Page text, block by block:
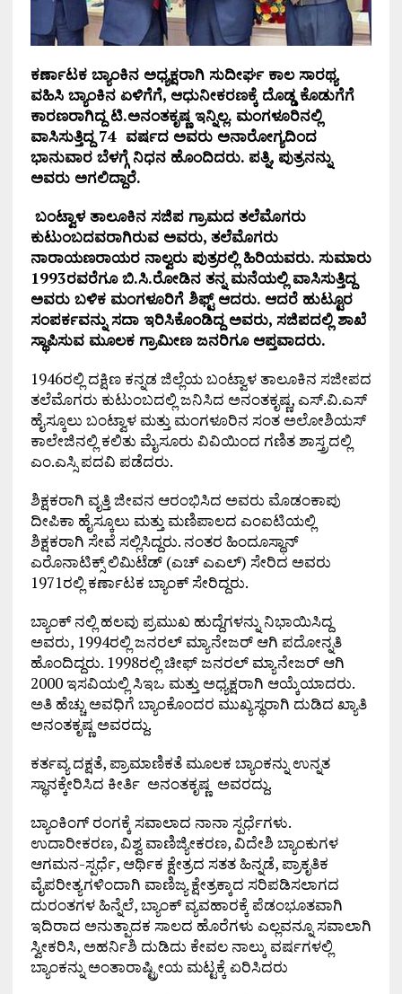
ಕರ್ಣಾಟಕ ಬ್ಯಾಂಕಿನ ಅಧ್ಯಕ್ಷರಾಗಿ ಸುದೀರ್ಘ ಕಾಲಸಾರಥ್ಯ
ವಹಿಸಿ ಬ್ಯಾಂಕಿನ ಏಳಿಗೆಗೆ, ಆಧುನೀಕರಣಕ್ಕೆ ದೊಡ್ಡ ಕೊಡುಗೆಗೆ
ಕಾರಣರಾಗಿದ್ದಟಿ.ಅನಂತಕೃಷ್ಣ ಇನ್ನಿಲ್ಲ. ಮಂಗಳೂರಿನಲ್ಲಿ
ವಾಸಿಸುತ್ತಿದ್ದ 74 ವರ್ಷದ ಅವರು ಅನಾರೋಗ್ಯದಿಂದ
ಭಾನುವಾರ ಬೆಳಗ್ಗೆ ನಿಧನ ಹೊಂದಿದರು. ಪತ್ನಿ, ಪುತ್ರನನ್ನು
ಅವರು ಅಗಲಿದ್ದಾರೆ.
ಬಂಟ್ವಾಳ ತಾಲೂಕಿನ ಸಜಿಪ ಗ್ರಾಮದ ತಲೆಮೊಗರು
ಕುಟುಂಬದವರಾಗಿರುವ ಅವರು, ತಲೆಮೊಗರು
ನಾರಾಯಣರಾಯರ ನಾಲ್ವರು ಪುತ್ರರಲ್ಲಿ ಹಿರಿಯವರು. ಸುಮಾರು
1993ರವರೆಗೂ ಬಿ.ಸಿ.ರೋಡಿನ ತನ್ನ ಮನೆಯಲ್ಲಿ ವಾಸಿಸುತ್ತಿದ್ದ
ಅವರು ಬಳಿಕ ಮಂಗಳೂರಿಗೆ ಶಿಫ್ಟ್ ಆದರು. ಆದರೆ ಹುಟ್ಟೂರ
ಸಂಪರ್ಕವನ್ನು ಸದಾ ಇರಿಸಿಕೊಂಡಿದ್ದ ಅವರು, ಸಜಿಪದಲ್ಲಿ ಶಾಖೆ
ಸ್ಥಾಪಿಸುವ ಮೂಲಕ ಗ್ರಾಮೀಣ ಜನರಿಗೂ ಆಪ್ತವಾದರು.
1946ರಲ್ಲಿ ದಕ್ಷಿಣ ಕನ್ನಡ ಜಿಲ್ಲೆಯ ಬಂಟ್ವಾಳ ತಾಲೂಕಿನ ಸಜೀಪದ
ತಲೆಮೊಗರು ಕುಟುಂಬದಲ್ಲಿ ಜನಿಸಿದ ಅನಂತಕೃಷ್ಣ, ಎಸ್.ವಿ.ಎಸ್
ಹೈಸ್ಕೂಲು ಬಂಟ್ವಾಳ ಮತ್ತು ಮಂಗಳೂರಿನ ಸಂತ ಅಲೋಶಿಯಸ್
ಕಾಲೇಜಿನಲ್ಲಿ ಕಲಿತು ಮೈಸೂರು ವಿವಿಯಿಂದ ಗಣಿತ ಶಾಸ್ತ್ರದಲ್ಲಿ
ಎಂ.ಎಸ್ಸಿ ಪದವಿ ಪಡೆದರು.
ಶಿಕ್ಷಕರಾಗಿ ವೃತ್ತಿ ಜೀವನ ಆರಂಭಿಸಿದ ಅವರು ಮೊಡಂಕಾಪು
ದೀಪಿಕಾ ಹೈಸ್ಕೂಲು ಮತ್ತು ಮಣಿಪಾಲದ ಎಂಐಟಿಯಲ್ಲಿ
ಶಿಕ್ಷಕರಾಗಿ ಸೇವೆ ಸಲ್ಲಿಸಿದ್ದರು. ನಂತರ ಹಿಂದೂಸ್ಥಾನ್
ಎರೊನಾಟಿಕ್ಸ್ ಲಿಮಿಟೆಡ್ (ಎಚ್ ಎಎಲ್) ಸೇರಿದ ಅವರು
1971ರಲ್ಲಿ ಕರ್ಣಾಟಕ ಬ್ಯಾಂಕ್ ಸೇರಿದ್ದರು.
ಬ್ಯಾಂಕ್ ನಲ್ಲಿ ಹಲವು ಪ್ರಮುಖ ಹುದ್ದೆಗಳನ್ನು ನಿಭಾಯಿಸಿದ್ದ
ಅವರು, 1994ರಲ್ಲಿ ಜನರಲ್ ಮ್ಯಾನೇಜರ್ ಆಗಿ ಪದೋನ್ನತಿ
ಹೊಂದಿದ್ದರು. 1998ರಲ್ಲಿ ಚೀಫ್ ಜನರಲ್ ಮ್ಯಾನೇಜರ್ ಆಗಿ
2000 ಇಸವಿಯಲ್ಲಿ ಸಿಇಒ ಮತ್ತು ಅಧ್ಯಕ್ಷರಾಗಿ ಆಯ್ಕೆಯಾದರು.
ಅತಿ ಹೆಚ್ಚು ಅವಧಿಗೆ ಬ್ಯಾಂಕೊಂದರ ಮುಖ್ಯಸ್ಥರಾಗಿ ದುಡಿದ ಖ್ಯಾತಿ
ಅನಂತಕೃಷ್ಣ ಅವರದ್ದು.
ಕರ್ತವ್ಯ ದಕ್ಷತೆ, ಪ್ರಾಮಾಣಿಕತೆ ಮೂಲಕ ಬ್ಯಾಂಕನ್ನು ಉನ್ನತ
ಸ್ಥಾನಕ್ಕೇರಿಸಿದ ಕೀರ್ತಿ ಅನಂತಕೃಷ್ಣ ಅವರದ್ದು.
ಬ್ಯಾಂಕಿಂಗ್ ರಂಗಕ್ಕೆ ಸವಾಲಾದ ನಾನಾ ಸ್ಪರ್ಧೆಗಳು.
ಉದಾರೀಕರಣ, ವಿಶ್ವ ವಾಣಿಜ್ಯೀಕರಣ, ವಿದೇಶಿ ಬ್ಯಾಂಕುಗಳ
ಆಗಮನ-ಸ್ಪರ್ಧೆ, ಆರ್ಥಿಕ ಕ್ಷೇತ್ರದ ಸತತ ಹಿನ್ನಡೆ, ಪ್ರಾಕೃತಿಕ
ವೈಪರೀತ್ಯಗಳಿಂದಾಗಿ ವಾಣಿಜ್ಯ ಕ್ಷೇತ್ರಕ್ಕಾದ ಸರಿಪಡಿಸಲಾಗದ
ದುರಂತಗಳ ಹಿನ್ನೆಲೆ, ಬ್ಯಾಂಕ್ ವ್ಯವಹಾರಕ್ಕೆ ಪೆಡಂಭೂತವಾಗಿ
ಇದಿರಾದ ಅನುತ್ಪಾದಕ ಸಾಲದ ಹೊರೆಗಳು ಎಲ್ಲವನ್ನೂ ಸವಾಲಾಗಿ
ಸ್ವೀಕರಿಸಿ, ಅಹರ್ನಿಶಿ ದುಡಿದು ಕೇವಲ ನಾಲ್ಕು ವರ್ಷಗಳಲ್ಲಿ
ಬ್ಯಾಂಕನ್ನು ಅಂತಾರಾಷ್ಟ್ರೀಯ ಮಟ್ಟಕ್ಕೆ ಏರಿಸಿದರು